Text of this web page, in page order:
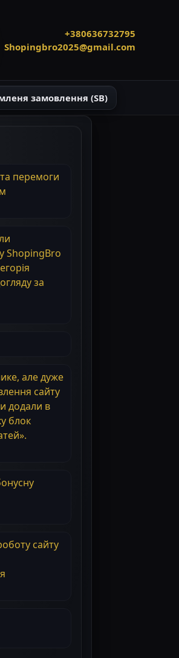
+380636732795
Shopingbro2025@gmail.com
замовлення (SB)
перемоги
ShopingBro
за
але дуже
сайту
додали в
блок
сайту